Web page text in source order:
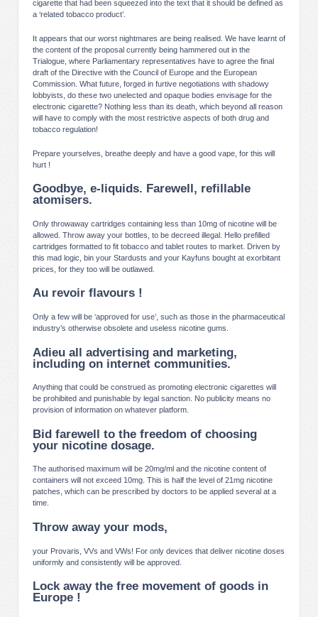
cigarette that had been squeezed into the text that it should be defined as
a ‘related tobacco product’.
It appears that our worst nightmares are being realised. We have learnt of
the content of the proposal currently being hammered out in the
Trialogue, where Parliamentary representatives have to agree the final
draft of the Directive with the Council of Europe and the European
Commission. What future, forged in furtive negotiations with shadowy
lobbyists, do these two unelected and opaque bodies envisage for the
electronic cigarette? Nothing less than its death, which beyond all reason
will have to comply with the most restrictive aspects of both drug and
tobacco regulation!
Prepare yourselves, breathe deeply and have a good vape, for this will
hurt !
Goodbye, e-liquids. Farewell, refillable
atomisers.
Only throwaway cartridges containing less than 10mg of nicotine will be
allowed. Throw away your bottles, to be decreed illegal. Hello prefilled
cartridges formatted to fit tobacco and tablet routes to market. Driven by
this mad logic, bin your Stardusts and your Kayfuns bought at exorbitant
prices, for they too will be outlawed.
Au revoir flavours !
Only a few will be ‘approved for use’, such as those in the pharmaceutical
industry’s otherwise obsolete and useless nicotine gums.
Adieu all advertising and marketing,
including on internet communities.
Anything that could be construed as promoting electronic cigarettes will
be prohibited and punishable by legal sanction. No publicity means no
provision of information on whatever platform.
Bid farewell to the freedom of choosing
your nicotine dosage.
The authorised maximum will be 20mg/ml and the nicotine content of
containers will not exceed 10mg. This is half the level of 21mg nicotine
patches, which can be prescribed by doctors to be applied several at a
time.
Throw away your mods,
your Provaris, VVs and VWs! For only devices that deliver nicotine doses
uniformly and consistently will be approved.
Lock away the free movement of goods in
Europe !